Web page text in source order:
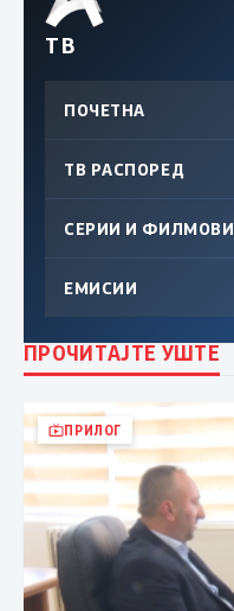
ТВ
ПОЧЕТНА
ТВ РАСПОРЕД
СЕРИИ И ФИЛМОВИ
ЕМИСИИ
ПРОЧИТАЈТЕ УШТЕ
ПРИЛОГ